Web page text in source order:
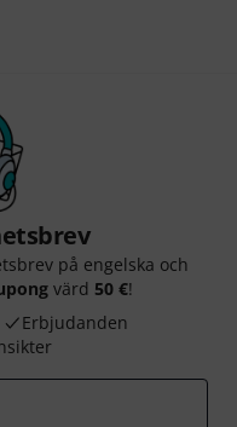
på engelska och
värd 50 €!
Erbjudanden